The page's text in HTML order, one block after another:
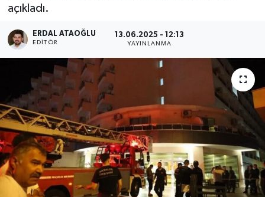
açıkladı.
ERDAL ATAOĞLU
EDITÖR
13.06.2025 - 12:13
YAYINLANMA